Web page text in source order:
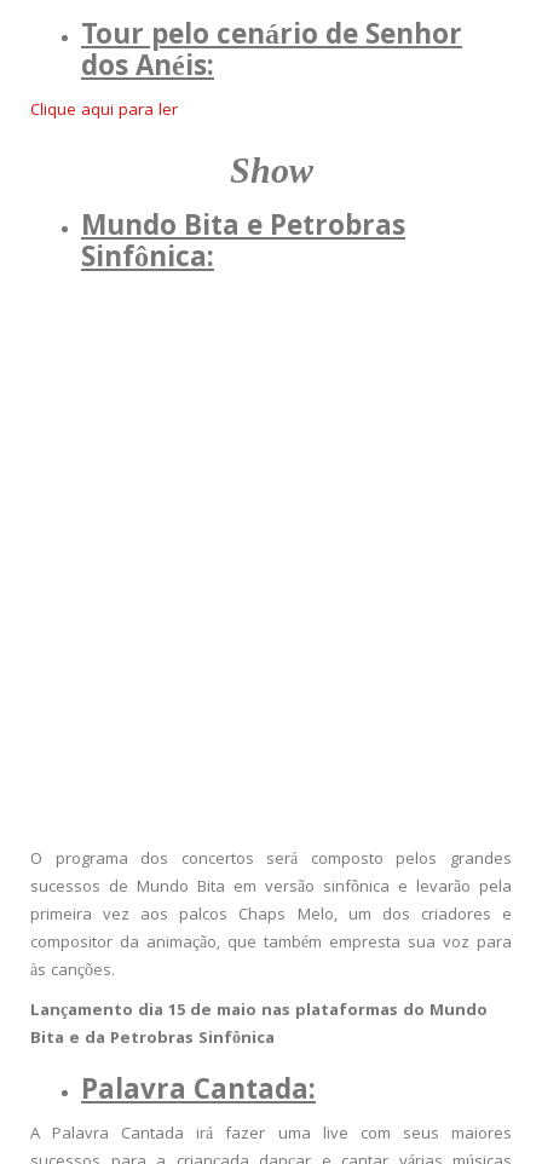
Tour pelo cenário de Senhor
dos Anéis:
Clique aqui para ler
Show
Mundo Bita e Petrobras
Sinfônica:
O programa dos concertos será composto pelos grandes
sucessos de Mundo Bita em versão sinfônica e levarão pela
primeira vez aos palcos Chaps Melo, um dos criadores e
compositor da animação, que também empresta sua voz para
às canções.
Lançamento dia 15 de maio nas plataformas do Mundo
Bita e da Petrobras Sinfônica
Palavra Cantada:
A Palavra Cantada irá fazer uma live com seus maiores